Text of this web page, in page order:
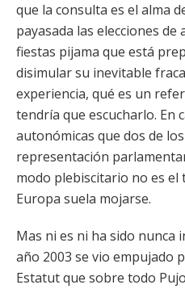
que la consulta es el alma
payasada las elecciones
fiestas pijama que está
disimular su inevitable
experiencia, qué es un
tendría que escucharlo. En
autonómicas que dos de
representación
modo plebiscitario no es
Europa suela mojarse.
Mas ni es ni ha sido nunca
año 2003 se vio empujado
Estatut que sobre todo